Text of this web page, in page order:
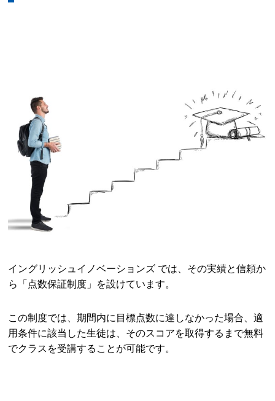
イングリッシュイノベーションズ では、その実績と信頼か
ら「点数保証制度」を設けています。
この制度では、期間内に目標点数に達しなかった場合、適
用条件に該当した生徒は、そのスコアを取得するまで無料
でクラスを受講することが可能です。